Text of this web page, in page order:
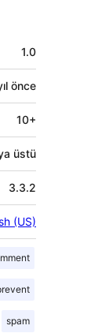
1.0
önce
10+
üstü
3.3.2
(US)
spam